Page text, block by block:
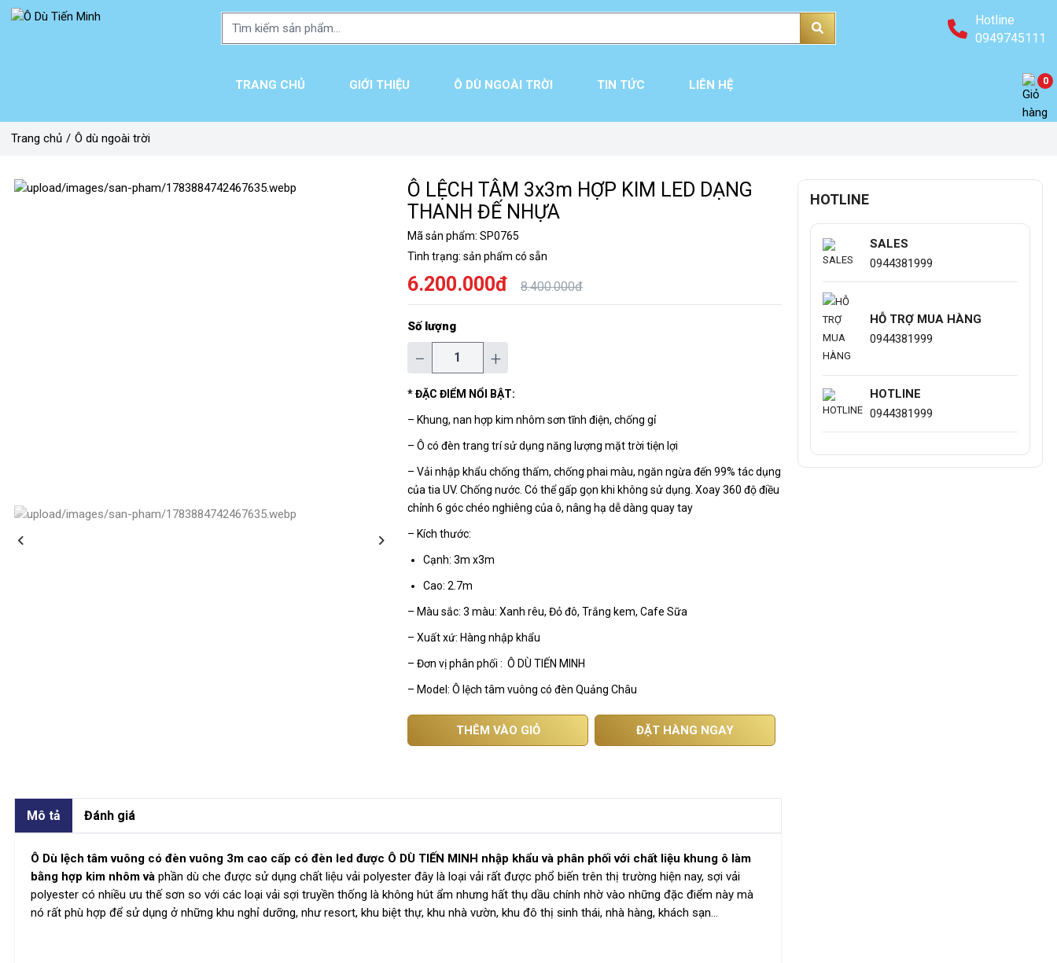
Hotline
0949745111
TRANG CHỦ GIỚI THIỆU Ô DÙ NGOÀI TRỜI TIN TỨC LIÊN HỆ 0
Trang chủ / Ô dù ngoài trời
Ô LỆCH TÂM 3x3m HỢP KIM LED DẠNG
THANH ĐẾ NHỰA
Mã sản phẩm: SP0765
Tình trạng: sản phẩm có sẵn
6.200.000đ 8.400.000đ
Số lượng
− +
* ĐẶC ĐIỂM NỔI BẬT:
– Khung, nan hợp kim nhôm sơn tĩnh điện, chống gỉ
– Ô có đèn trang trí sử dụng năng lượng mặt trời tiện lợi
– Vải nhập khẩu chống thấm, chống phai màu, ngăn ngừa đến 99% tác dụng
của tia UV. Chống nước. Có thể gấp gọn khi không sử dụng. Xoay 360 độ điều
chỉnh 6 góc chéo nghiêng của ô, nâng hạ dễ dàng quay tay
– Kích thước:
Cạnh: 3m x3m
Cao: 2.7m
– Màu sắc: 3 màu: Xanh rêu, Đỏ đô, Trắng kem, Cafe Sữa
– Xuất xứ: Hàng nhập khẩu
– Đơn vị phân phối : Ô DÙ TIẾN MINH
– Model: Ô lệch tâm vuông có đèn Quảng Châu
THÊM VÀO GIỎ ĐẶT HÀNG NGAY
Mô tả Đánh giá
Ô Dù lệch tâm vuông có đèn vuông 3m cao cấp có đèn led được Ô DÙ TIẾN MINH nhập khẩu và phân phối với chất liệu khung ô làm
bằng hợp kim nhôm và phần dù che được sử dụng chất liệu vải polyester đây là loại vải rất được phổ biến trên thị trường hiện nay, sợi vải
polyester có nhiều ưu thế sơn so với các loại vải sợi truyền thống là không hút ẩm nhưng hất thụ dầu chính nhờ vào những đặc điểm này mà
nó rất phù hợp để sử dụng ở những khu nghỉ dưỡng, như resort, khu biệt thự, khu nhà vườn, khu đô thị sinh thái, nhà hàng, khách sạn…
HOTLINE
SALES
0944381999
HỖ TRỢ MUA HÀNG
0944381999
HOTLINE
0944381999